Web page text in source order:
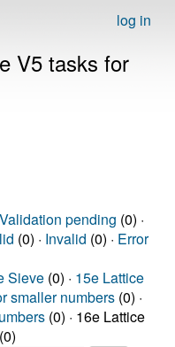
log in
V5 tasks for
Validation pending (0) ·
(0) · Invalid (0) · Error
Sieve (0) · 15e Lattice
smaller numbers (0) ·
(0) · 16e Lattice